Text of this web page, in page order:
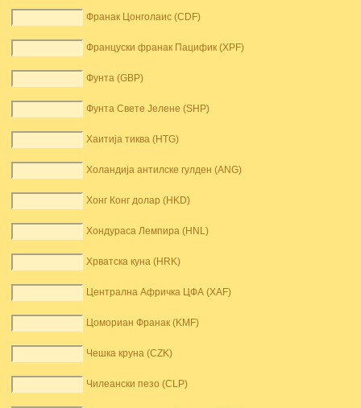
Франак Цонголаис (CDF)
Француски франак Пацифик (XPF)
Фунта (GBP)
Фунта Свете Јелене (SHP)
Хаитија тиква (HTG)
Холандија антилске гулден (ANG)
Хонг Конг долар (HKD)
Хондураса Лемпира (HNL)
Хрватска куна (HRK)
Централна Афричка ЦФА (XAF)
Цомориан Франак (KMF)
Чешка круна (CZK)
Чилеански пезо (CLP)